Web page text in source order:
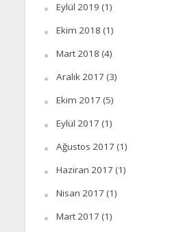
Eylül 2019 (1)
Ekim 2018 (1)
Mart 2018 (4)
Aralık 2017 (3)
Ekim 2017 (5)
Eylül 2017 (1)
Ağustos 2017 (1)
Haziran 2017 (1)
Nisan 2017 (1)
Mart 2017 (1)